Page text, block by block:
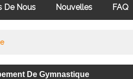
De Nous Nouvelles FAQ
De Gymnastique